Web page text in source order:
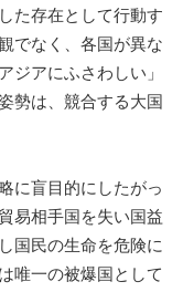
た存在として行動す
でなく、各国が異な
ジアにふさわしい」
勢は、競合する大国
に盲目的にしたがっ
易相手国を失い国益
国民の生命を危険に
唯一の被爆国として